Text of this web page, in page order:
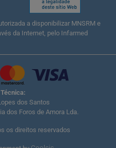
a disponibilizar MNSRM e
da Internet, pelo Infarmed
dos Santos
dos Foros de Amora Lda.
os direitos reservados